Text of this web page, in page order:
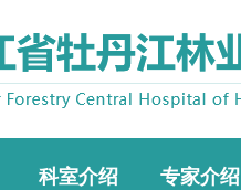
科室介绍 专家介绍